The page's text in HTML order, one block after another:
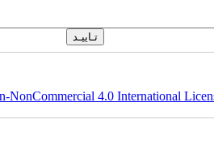
NonCommercial 4.0 International